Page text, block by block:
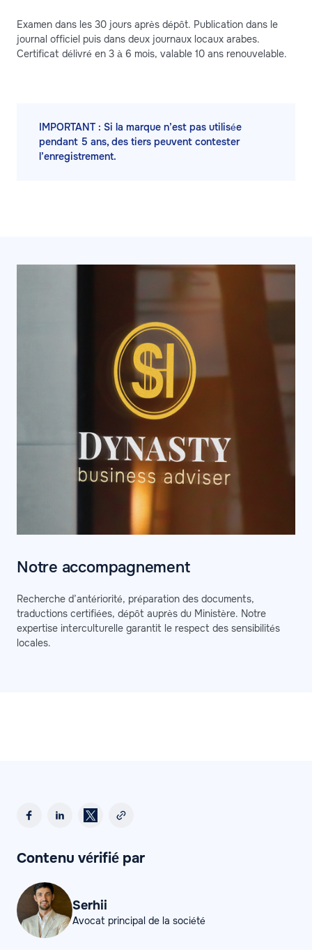
Examen dans les 30 jours après dépôt. Publication dans le
journal officiel puis dans deux journaux locaux arabes.
Certificat délivré en 3 à 6 mois, valable 10 ans renouvelable.
IMPORTANT : Si la marque n’est pas utilisée
pendant 5 ans, des tiers peuvent contester
l’enregistrement.
Notre accompagnement
Recherche d’antériorité, préparation des documents,
traductions certifiées, dépôt auprès du Ministère. Notre
expertise interculturelle garantit le respect des sensibilités
locales.
Contenu vérifié par
Serhii
Avocat principal de la société